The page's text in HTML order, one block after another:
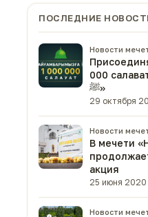
ПОСЛЕДНИЕ
Новости
000
ﷺ»
29 октября
Новости
В мечети «Нұр Астана»
акция
25 июня 2020
Новости